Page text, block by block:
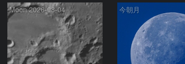
Moon 2026-08-04 今朝月